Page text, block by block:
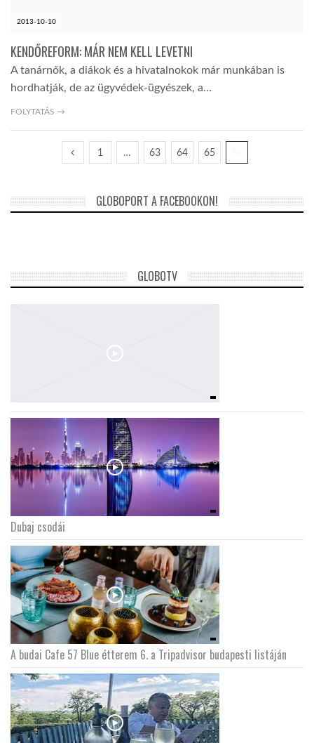
2013-10-10
KENDŐREFORM: MÁR NEM KELL LEVETNI
A tanárnők, a diákok és a hivatalnokok már munkában is
hordhatják, de az ügyvédek-ügyészek, a…
FOLYTATÁS →
1 … 63 64 65
GLOBOPORT A FACEBOOKON!
GLOBOTV
Dubaj csodái
A budai Cafe 57 Blue étterem 6. a Tripadvisor budapesti listáján